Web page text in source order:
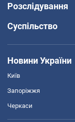
Розслідування
Суспільство
Новини України
Київ
Запоріжжя
Черкаси